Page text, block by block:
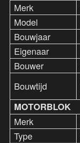
Merk
Model
Bouwjaar
Eigenaar
Bouwer
Bouwtijd
MOTORBLOK
Merk
Type